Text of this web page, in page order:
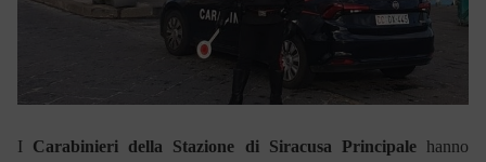
I Carabinieri della Stazione di Siracusa Principalehanno